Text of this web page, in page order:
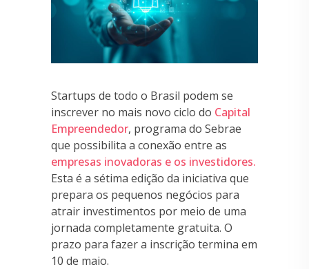
Startups de todo o Brasil podem se
inscrever no mais novo ciclo do Capital
Empreendedor, programa do Sebrae
que possibilita a conexão entre as
empresas inovadoras e os investidores.
Esta é a sétima edição da iniciativa que
prepara os pequenos negócios para
atrair investimentos por meio de uma
jornada completamente gratuita. O
prazo para fazer a inscrição termina em
10 de maio.